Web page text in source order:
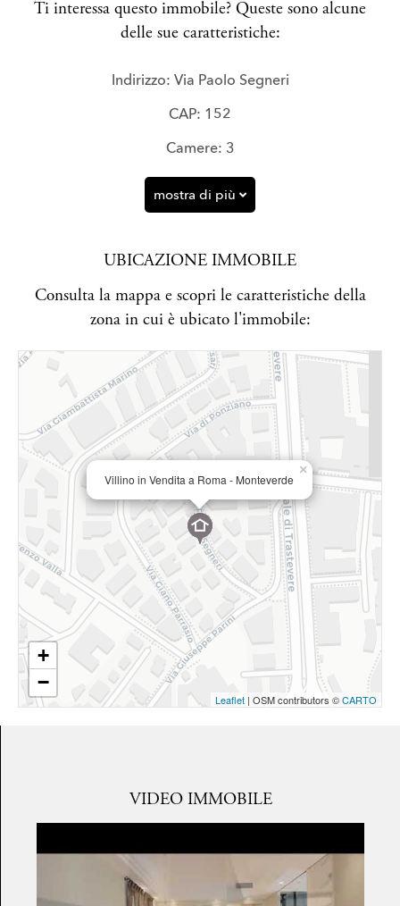
Ti interessa questo immobile? Queste sono alcune
delle sue caratteristiche:
Indirizzo: Via Paolo Segneri
CAP: 152
Camere: 3
mostra di più
UBICAZIONE IMMOBILE
Consulta la mappa e scopri le caratteristiche della
zona in cui è ubicato l'immobile:
Villino in Vendita a Roma - Monteverde
×
+
−
Leaflet | OSM contributors ©CARTO
VIDEO IMMOBILE